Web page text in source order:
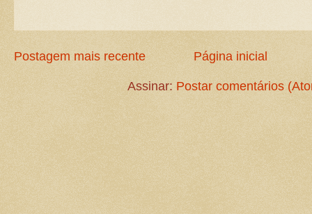
Postagem mais recente Página inicial
Assinar: Postar comentários